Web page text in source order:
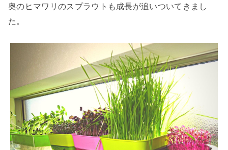
奥のヒマワリのスプラウトも成長が追いついてきまし
た。